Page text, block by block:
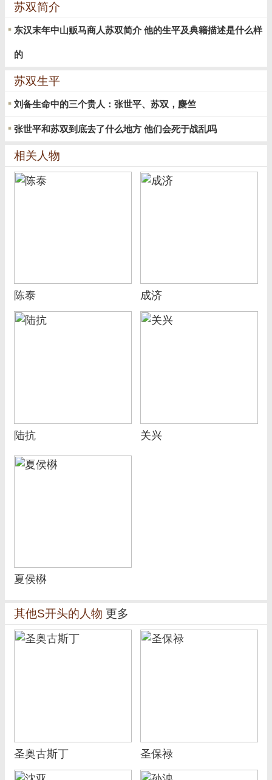
苏双简介
东汉末年中山贩马商人苏双简介 他的生平及典籍描述是什么样
的
苏双生平
刘备生命中的三个贵人：张世平、苏双，麋竺
张世平和苏双到底去了什么地方 他们会死于战乱吗
相关人物
陈泰 成济
陆抗 关兴
夏侯楙
其他S开头的人物 更多
圣奥古斯丁 圣保禄